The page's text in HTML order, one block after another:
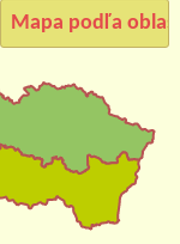
Mapa podľa